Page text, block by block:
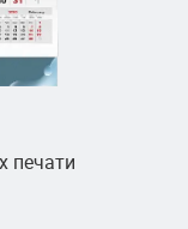
печати